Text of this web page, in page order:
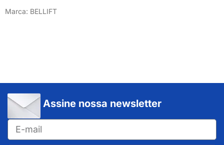
Marca: BELLIFT
Assine nossa newsletter